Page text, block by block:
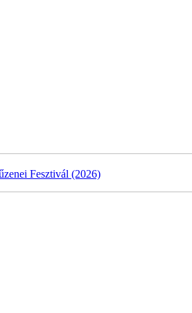
Fesztivál (2026)